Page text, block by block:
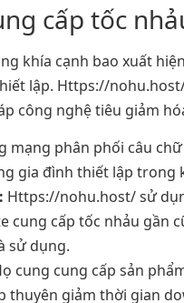
cấp tốc
khía cạnh bao xuất
lập. Https://
công nghệ tiêu giảm
mạng phân phối câu
gia đình thiết lập trong
Https://nohu.host/ sử
cung cấp tốc nhảu gần
sử dụng.
cung cung cấp sản
thuyên giảm thời gian